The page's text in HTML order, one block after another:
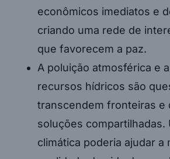
econômicos imediatos e
criando uma rede de
que favorecem a paz.
A poluição atmosférica e
recursos hídricos são
transcendem fronteiras e
soluções compartilhadas.
climática poderia ajudar a